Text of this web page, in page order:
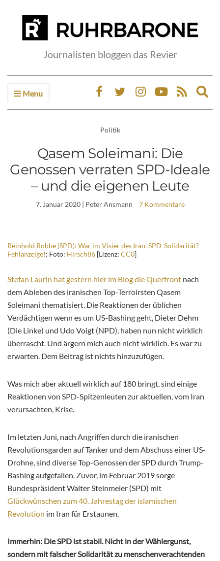
Journalisten bloggen das Revier
Menu
Politik
Qasem Soleimani: Die
Genossen verraten SPD-Ideale
– und die eigenen Leute
7. Januar 2020| Peter Ansmann 7 Kommentare
Reinhold Robbe (SPD): War im Visier des Iran. SPD-Solidarität?
Fehlanzeige!; Foto: Hirsch86 [Lizenz: CC0]
Stefan Laurin hat gestern hier im Blog die Querfront nach
dem Ableben des iranischen Top-Terroirsten Qasem
Soleimani thematisiert. Die Reaktionen der üblichen
Verdächtigen wenn es um US-Bashing geht, Dieter Dehm
(Die Linke) und Udo Voigt (NPD), haben nun nicht wirklich
überrascht. Und ärgern mich auch nicht wirklich. Es war zu
erwarten. Dem Beitrag ist nichts hinzuzufügen.
Was mich aber aktuell wirklich auf 180 bringt, sind einige
Reaktionen von SPD-Spitzenleuten zur aktuellen, vom Iran
verursachten, Krise.
Im letzten Juni, nach Angriffen durch die iranischen
Revolutionsgarden auf Tanker und dem Abschuss einer US-
Drohne, sind diverse Top-Genossen der SPD durch Trump-
Bashing aufgefallen. Zuvor, im Februar 2019 sorge
Bundespräsident Walter Steinmeier (SPD) mit
Glückwünschen zum 40. Jahrestag der islamischen
Revolution im Iran für Erstaunen.
Immerhin: Die SPD ist stabil. Nicht in der Wählergunst,
sondern mit falscher Solidarität zu menschenverachtenden